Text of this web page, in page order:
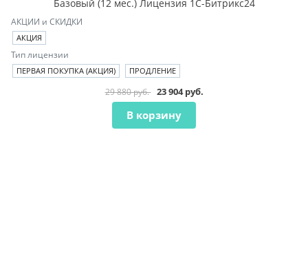
Базовый (12 мес.) Лицензия 1С-Битрикс24
АКЦИИ и СКИДКИ
АКЦИЯ
Тип лицензии
ПЕРВАЯ ПОКУПКА (АКЦИЯ) ПРОДЛЕНИЕ
29 880 руб. 23 904 руб.
В корзину